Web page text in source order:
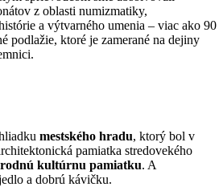
z oblasti numizmatiky,
a výtvarného umenia – viac ako 90
podlažie, ktoré je zamerané na dejiny
mestského hradu, ktorý bol v
pamiatka stredovekého
kultúrnu pamiatku. A
a dobrú kávičku.